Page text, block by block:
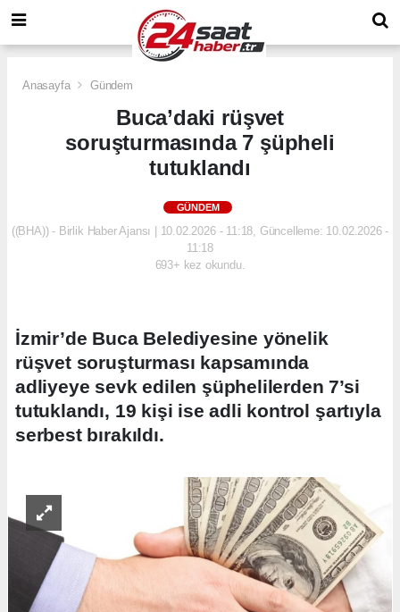
Anasayfa Gündem
Buca’daki rüşvet
soruşturmasında 7 şüpheli
tutuklandı
GÜNDEM
((BHA)) - Birlik Haber Ajansı | 10.02.2026 - 11:18, Güncelleme: 10.02.2026 -
11:18
693+ kez okundu.
İzmir’de Buca Belediyesine yönelik
rüşvet soruşturması kapsamında
adliyeye sevk edilen şüphelilerden 7’si
tutuklandı, 19 kişi ise adli kontrol şartıyla
serbest bırakıldı.